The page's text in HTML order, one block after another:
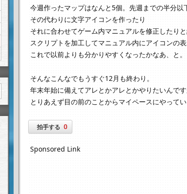
今週作ったマップはなんと5個。先週までの半分以
その代わりに文字アイコンを作ったり
それに合わせてゲーム内マニュアルを修正したり
スクリプトを加工してマニュアル内にアイコンの
これで以前よりも分かりやすくなったかなあ、と。
そんなこんなでもうすぐ12月も終わり。
年末年始に備えてアレとかアレとかやりたいんで
とりあえず目の前のことからマイペースにやってい
拍手する 0
Sponsored Link